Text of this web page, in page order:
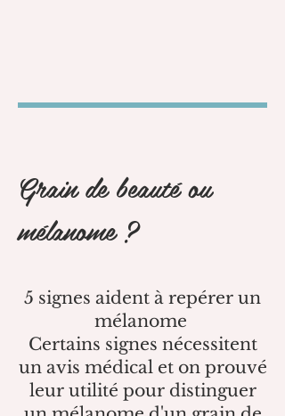
Grain de beauté ou
mélanome ?
5 signes aident à repérer un
mélanome
Certains signes nécessitent
un avis médical et on prouvé
leur utilité pour distinguer